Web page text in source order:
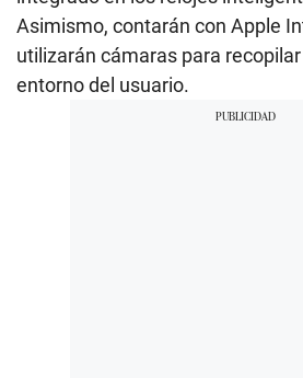
Asimismo, contarán con Apple
utilizarán cámaras para
entorno del usuario.